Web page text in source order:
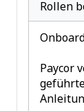
Rollen
Paycor